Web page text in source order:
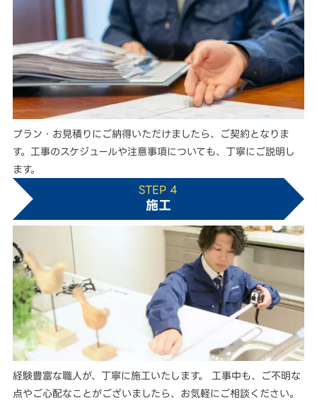
プラン・お見積りにご納得いただけましたら、ご契約となりま
す。工事のスケジュールや注意事項についても、丁寧にご説明し
ます。
STEP 4
施工
経験豊富な職人が、丁寧に施工いたします。 工事中も、ご不明な
点やご心配なことがございましたら、お気軽にご相談ください。